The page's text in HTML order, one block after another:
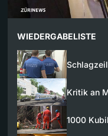
WIEDERGABELISTE
Kritik an
1000